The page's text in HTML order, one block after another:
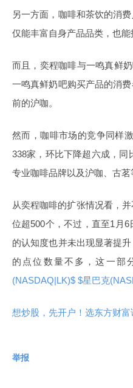
另一方面，咖啡和茶饮的消
仅能丰富自身产品品类，也能
而且，奕程咖啡与一鸣真鲜
一鸣真鲜奶吧购买产品的消
前的沪咖。
然而，咖啡市场的竞争同样
338家，环比下降超六成，同
专业咖啡品牌以及沪咖、古茗
从奕程咖啡的扩张情况看，
位超500个，不过，直至1月
的认知度也并未出现显著提
的点位数量不多，这一部
(NASDAQ|LK)$ $星巴克
想炒股，先开户！选东方财
举报